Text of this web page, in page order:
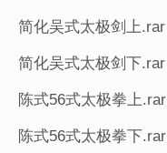
简化吴式太极剑上.rar
简化吴式太极剑下.rar
陈式56式太极拳上.rar
陈式56式太极拳下.rar